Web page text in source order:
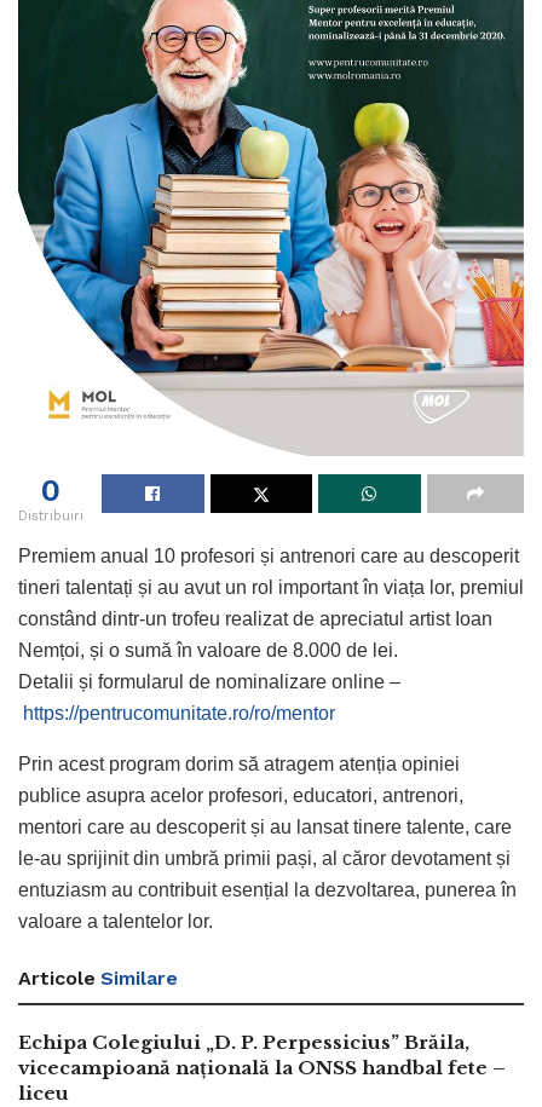
0
Distribuiri
Premiem anual 10 profesori și antrenori care au descoperit
tineri talentați și au avut un rol important în viața lor, premiul
constând dintr-un trofeu realizat de apreciatul artist Ioan
Nemțoi, și o sumă în valoare de 8.000 de lei.
Detalii și formularul de nominalizare online –
https://pentrucomunitate.ro/ro/mentor
Prin acest program dorim să atragem atenția opiniei
publice asupra acelor profesori, educatori, antrenori,
mentori care au descoperit și au lansat tinere talente, care
le-au sprijinit din umbră primii pași, al căror devotament și
entuziasm au contribuit esențial la dezvoltarea, punerea în
valoare a talentelor lor.
Articole Similare
Echipa Colegiului „D. P. Perpessicius” Brăila,
vicecampioană națională la ONSS handbal fete –
liceu